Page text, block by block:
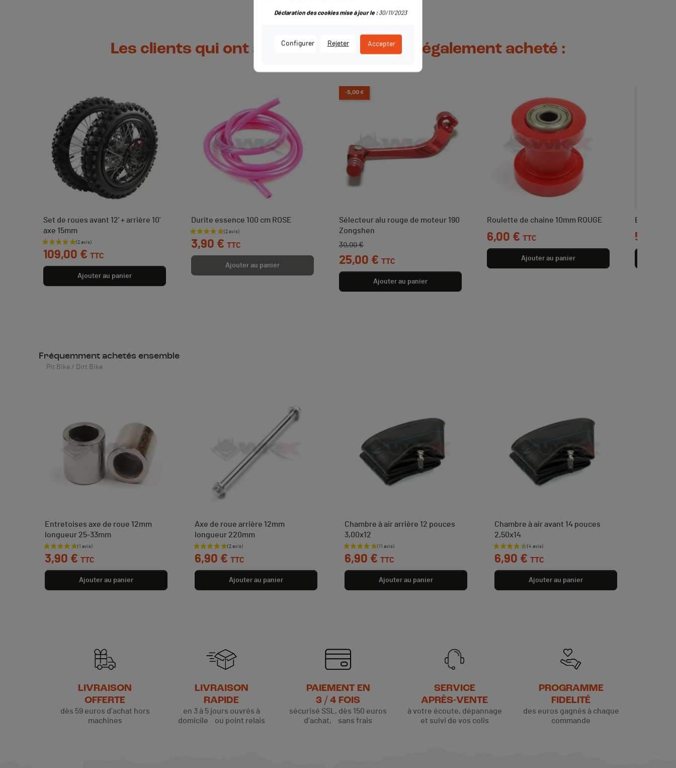
Les clients qui ont acheté ce produit ont également acheté :
Set de roues avant 12' + arrière 10'
axe 15mm
Prix
109,00 € TTC
Ajouter au panier
Durite essence 100 cm ROSE
Prix
3,90 € TTC
Ajouter au panier
-5,00 €
Sélecteur alu rouge de moteur 190
Zongshen
Prix de base
30,00 €
Prix
25,00 € TTC
Ajouter au panier
Roulette de chaine 10mm ROUGE
Prix
6,00 € TTC
Ajouter au panier
Bouchon
Prix
5,90 €
Fréquemment achetés ensemble
Pit Bike / Dirt Bike
Entretoises axe de roue 12mm
longueur 25-33mm
Prix
3,90 € TTC
Ajouter au panier
Axe de roue arrière 12mm
longueur 220mm
Prix
6,90 € TTC
Ajouter au panier
Chambre à air arrière 12 pouces
3,00x12
Prix
6,90 € TTC
Ajouter au panier
Chambre à air avant 14 pouces
2,50x14
Prix
6,90 € TTC
Ajouter au panier
LIVRAISON
OFFERTE
dès 59 euros d’achat hors
machines
LIVRAISON
RAPIDE
en 3 à 5 jours ouvrés à
domicile ou point relais
PAIEMENT EN
3 / 4 FOIS
sécurisé SSL, dès 150 euros
d’achat, sans frais
SERVICE
APRÈS-VENTE
à votre écoute, dépannage
et suivi de vos colis
PROGRAMME
FIDELITÉ
des euros gagnés à chaque
commande
Configurer Rejeter Accepter
Déclaration des cookies mise à jour le :30/11/2023